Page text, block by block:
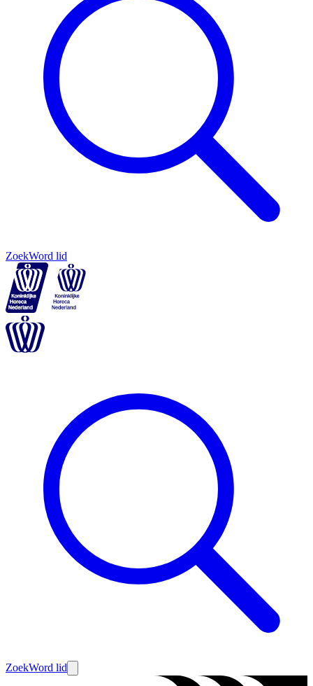
ZoekWord lid
ZoekWord lid